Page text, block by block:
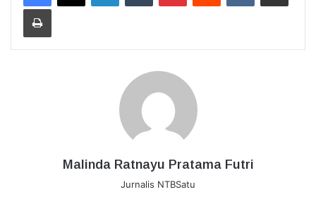
Cetak
Malinda Ratnayu Pratama Futri
Jurnalis NTBSatu